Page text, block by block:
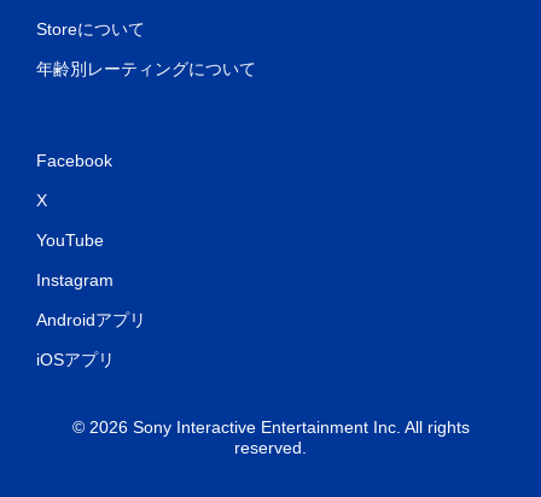
Storeについて
年齢別レーティングについて
Facebook
X
YouTube
Instagram
Androidアプリ
iOSアプリ
© 2026 Sony Interactive Entertainment Inc. All rights
reserved.